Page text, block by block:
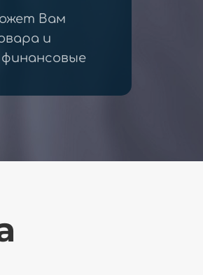
Вам
и